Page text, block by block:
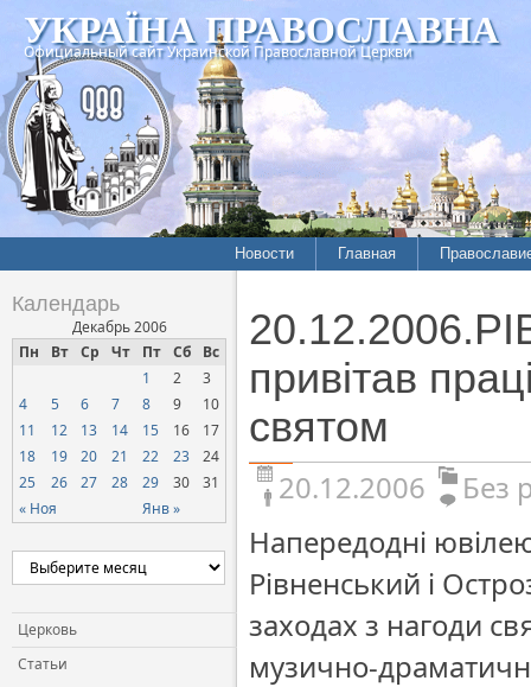
УКРАЇНА ПРАВОСЛАВНА
Официальный сайт Украинской Православной Церкви
Новости Главная
Календарь
Декабрь 2006
Пн
Вт Ср Чт Пт Сб Вс
« Ноя Янв »
1 2
3
4
5 6 7 8 9
10
11
12 13 14 15 16
17
18
19 20 21 22 23
24
25
26 27 28 29 30 31
Церковь
Статьи
привітав
святом
20.12.2006
Без
Напередодні ювілею
Рівненський і
заходах з нагоди
музично-